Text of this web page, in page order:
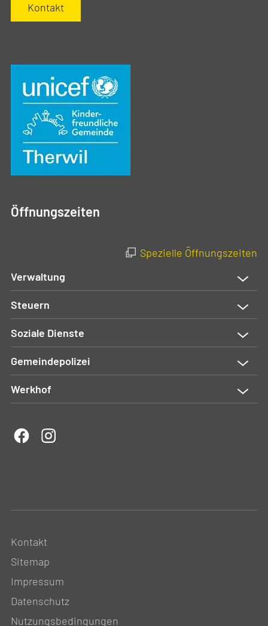
Kontakt
Öffnungszeiten
Spezielle Öffnungszeiten
Verwaltung
Steuern
Soziale Dienste
Gemeindepolizei
Werkhof
Kontakt
Sitemap
Impressum
Datenschutz
Nutzungsbedingungen